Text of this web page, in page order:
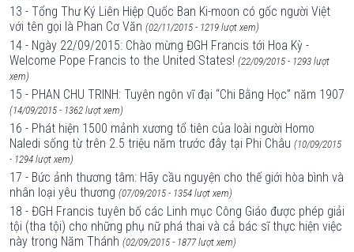
13 - Tổng Thư Ký Liên Hiệp Quốc Ban Ki-moon có gốc người Việt
với tên gọi là Phan Cơ Văn (02/11/2015 - 1219 lượt xem)
14 - Ngày 22/09/2015: Chào mừng ĐGH Francis tới Hoa Kỳ -
Welcome Pope Francis to the United States! (22/09/2015 - 1293 lượt
xem)
15 - PHAN CHU TRINH: Tuyên ngôn vĩ đại “Chi Bằng Học” năm 1907
(14/09/2015 - 1362 lượt xem)
16 - Phát hiện 1500 mảnh xương tổ tiên của loài người Homo
Naledi sống từ trên 2.5 triệu năm trước đây tại Phi Châu (10/09/2015
- 1294 lượt xem)
17 - Bức ảnh thương tâm: Hãy cầu nguyện cho thế giới hòa bình và
nhân loại yêu thương (07/09/2015 - 1354 lượt xem)
18 - ĐGH Francis tuyên bố các Linh mục Công Giáo được phép giải
tội (tha tội) cho những phụ nữ phá thai và cả bác sĩ thực hiện việc
này trong Năm Thánh (02/09/2015 - 1877 lượt xem)